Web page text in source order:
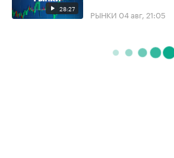
28:27 РЫНКИ 04 авг, 21:05